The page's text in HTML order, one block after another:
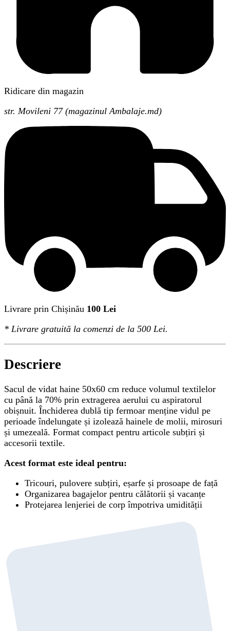
Ridicare din magazin
str. Movileni 77 (magazinul Ambalaje.md)
Livrare prin Chișinău 100 Lei
* Livrare gratuită la comenzi de la 500 Lei.
Descriere
Sacul de vidat haine 50x60 cm reduce volumul textilelor
cu până la 70% prin extragerea aerului cu aspiratorul
obișnuit. Închiderea dublă tip fermoar menține vidul pe
perioade îndelungate și izolează hainele de molii, mirosuri
și umezeală. Format compact pentru articole subțiri și
accesorii textile.
Acest format este ideal pentru:
Tricouri, pulovere subțiri, eșarfe și prosoape de față
Organizarea bagajelor pentru călătorii și vacanțe
Protejarea lenjeriei de corp împotriva umidității